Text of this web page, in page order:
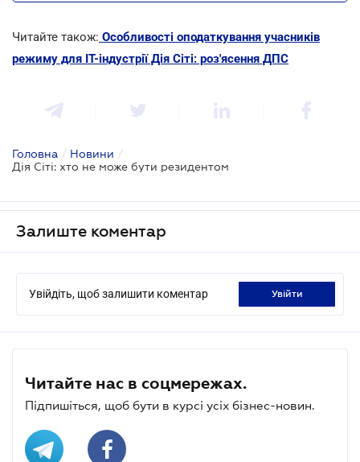
Читайте також: Особливості оподаткування учасників
режиму для ІТ-індустрії Дія Сіті: роз'ясення ДПС
Головна / Новини /
Дія Сіті: хто не може бути резидентом
Залиште коментар
Увійдіть, щоб залишити коментар увійти
Читайте нас в соцмережах.
Підпишіться, щоб бути в курсі усіх бізнес-новин.